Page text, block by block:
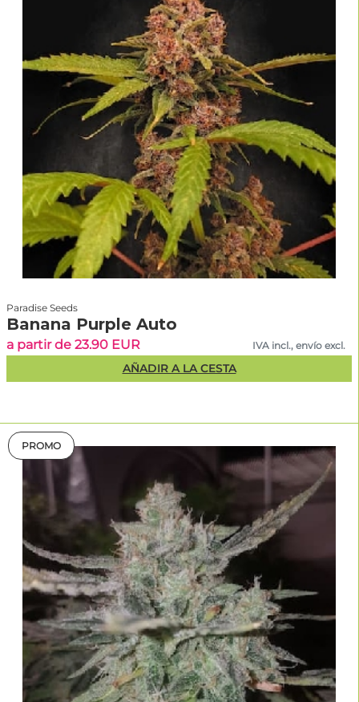
Paradise Seeds
Banana Purple Auto
a partir de 23.90 EUR IVA incl., envío excl.
AÑADIR A LA CESTA
PROMO